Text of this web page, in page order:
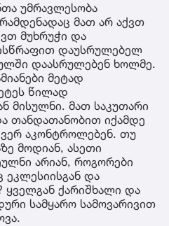
უმრავლესობა
მათ არ აქვთ
მუხრუჭი და
დაუსრულებელ
დაასრულებენ ხოლმე.
მეტად
წილად
მისულნი. მათ საკუთარი
თანდათანობით იქამდე
აკონტროლებენ. თუ
მოდიან, ასეთი
არიან, როგორები
ეკლესიისგან და
ყველგან ქარიშხალი და
სამყარო სამოვარივით